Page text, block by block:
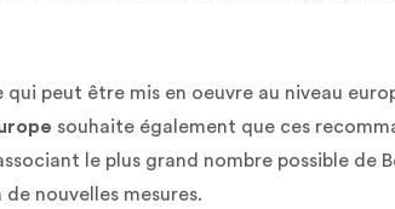
peut être mis en oeuvre au niveau
souhaite également que ces
le plus grand nombre possible de
nouvelles mesures.